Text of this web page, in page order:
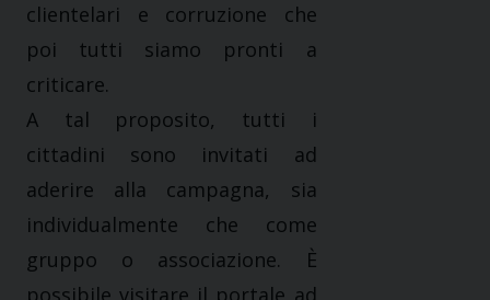
clientelari e corruzione che
poi tutti siamo pronti a
criticare.
A tal proposito, tutti i
cittadini sono invitati ad
aderire alla campagna, sia
individualmente che come
gruppo o associazione. È
possibile visitare il portale ad